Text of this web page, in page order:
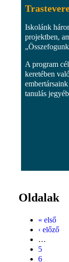
Iskolánk
projektben,
A program
keretében
tanulás
Oldalak
« első
‹ előző
…
5
6